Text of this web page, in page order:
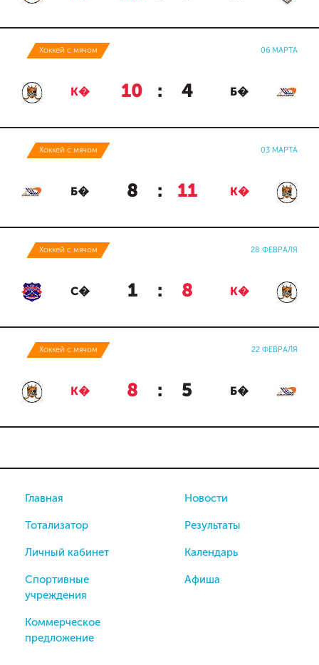
Хоккей с мячом 06 МАРТА
К� 10 : 4 Б�
Хоккей с мячом 03 МАРТА
Б� 8 : 11 К�
Хоккей с мячом 28 ФЕВРАЛЯ
С� 1 : 8 К�
Хоккей с мячом 22 ФЕВРАЛЯ
К� 8 : 5 Б�
Главная
Тотализатор
Личный кабинет
Спортивные
учреждения
Коммерческое
предложение
Новости
Результаты
Календарь
Афиша